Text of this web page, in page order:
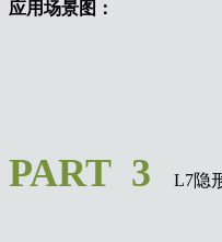
应用场景图：
PART 3 L7隐